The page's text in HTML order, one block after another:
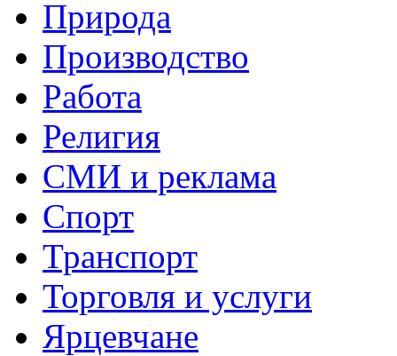
Природа
Производство
Работа
Религия
СМИ и реклама
Спорт
Транспорт
Торговля и услуги
Ярцевчане